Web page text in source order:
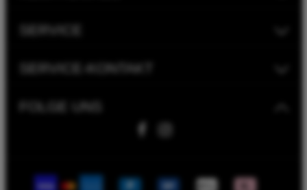
FOLGE UNS
SERVICE-KONTAKT
SERVICE